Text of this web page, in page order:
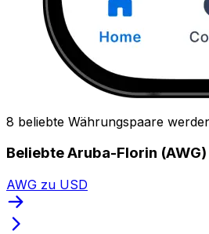
8 beliebte Währungspaare
Beliebte Aruba-Florin
AWG zu USD